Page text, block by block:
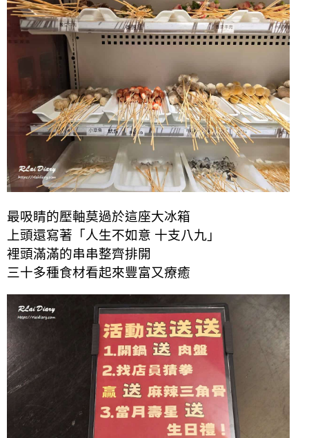
最吸睛的壓軸莫過於這座大冰箱
上頭還寫著「人生不如意 十支八九」
裡頭滿滿的串串整齊排開
三十多種食材看起來豐富又療癒